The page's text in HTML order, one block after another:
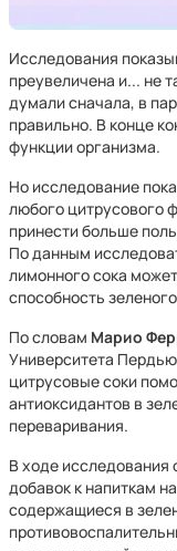
Исследования
преувеличена и... не
думали сначала, в
правильно. В конце
функции организма.
Но исследование
любого цитрусового
принести больше
По данным
лимонного сока
способность
По словам Марио
Университета
цитрусовые соки
антиоксидантов в
переваривания.
В ходе исследования
добавок к напиткам
содержащиеся в